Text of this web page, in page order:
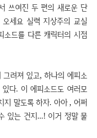
쓰여진 두 편의 새로운 단
세요 실력 지상주의 교실
드를 다른 캐릭터의 시점
려져 있고, 하나의 에피소
다. 이 에피소드도 여러모
지 말도록 하자. 아아 , 어쩌
있는 건지...! 이거 정말 물